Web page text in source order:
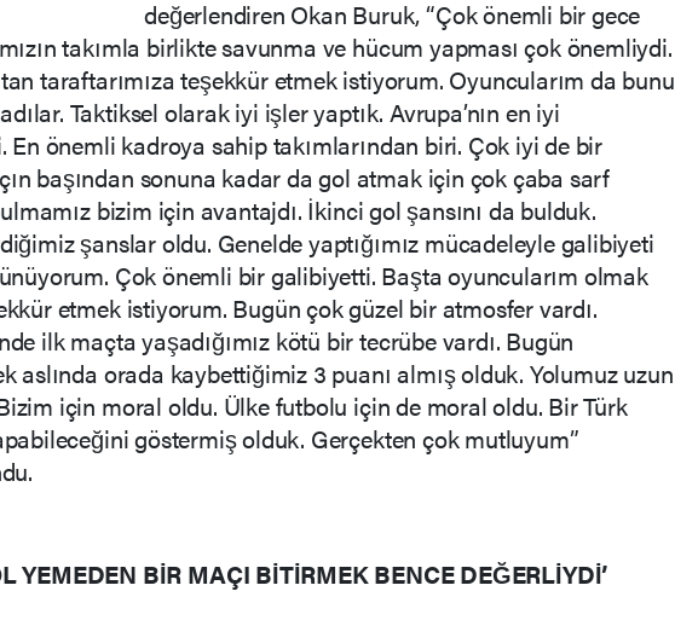
değerlendiren Okan Buruk, “Çok önemli bir gece
takımla birlikte savunma ve hücum yapması çok önemliydi.
taraftarımıza teşekkür etmek istiyorum. Oyuncularım da bunu
Taktiksel olarak iyi işler yaptık. Avrupa’nın en iyi
En önemli kadroya sahip takımlarından biri. Çok iyi de bir
başından sonuna kadar da gol atmak için çok çaba sarf
bizim için avantajdı. İkinci gol şansını da bulduk.
şanslar oldu. Genelde yaptığımız mücadeleyle galibiyeti
Çok önemli bir galibiyetti. Başta oyuncularım olmak
etmek istiyorum. Bugün çok güzel bir atmosfer vardı.
ilk maçta yaşadığımız kötü bir tecrübe vardı. Bugün
aslında orada kaybettiğimiz 3 puanı almış olduk. Yolumuz uzun
için moral oldu. Ülke futbolu için de moral oldu. Bir Türk
göstermiş olduk. Gerçekten çok mutluyum”
YEMEDEN BİR MAÇI BİTİRMEK BENCE DEĞERLİYDİ’